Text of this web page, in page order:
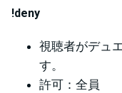
!deny
視聴者がデュ
す。
許可：全員